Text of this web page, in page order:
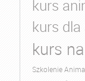
kurs
kurs
kurs
Szkolenie